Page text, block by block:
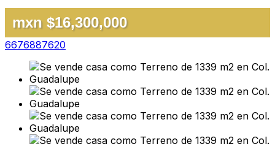
mxn $16,300,000
6676887620